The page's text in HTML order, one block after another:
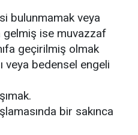
bulunmamak veya
gelmiş ise muvazzaf
geçirilmiş olmak
veya bedensel engeli
bir sakınca